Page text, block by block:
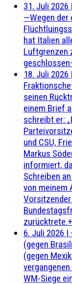
31. Juli 2026 |
—Wegen der
hat Italien
Luftgrenzen
18. Juli 2026 |
seinen
einem Brief
schreibt er:
und CSU,
Markus
informiert,
Schreiben
von meinem
Vorsitzender
6. Juli 2026 |
(gegen
(gegen
WM-Siege